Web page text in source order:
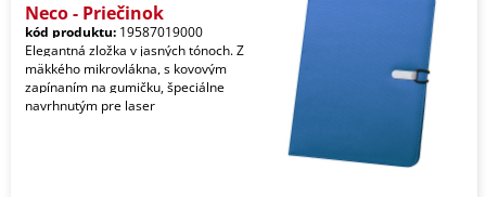
Neco - Priečinok
kód produktu: 19587019000
Elegantná zložka v jasných tónoch. Z
mäkkého mikrovlákna, s kovovým
zapínaním na gumičku, špeciálne
navrhnutým pre laser